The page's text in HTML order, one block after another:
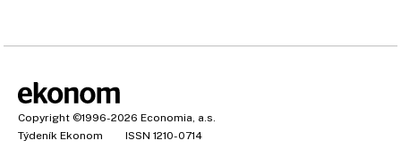
Copyright ©1996-2026 Economia, a.s.
Týdeník Ekonom
ISSN 1210-0714